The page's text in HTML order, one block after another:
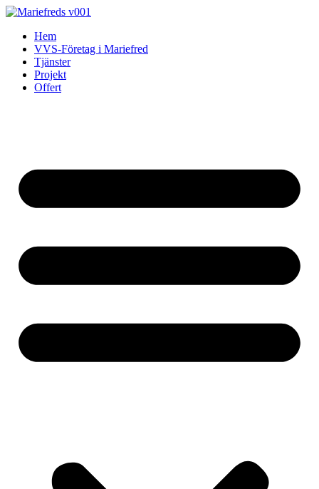
Skip
contentHem
VVS-Företag i Mariefred
Tjänster
Projekt
Offert